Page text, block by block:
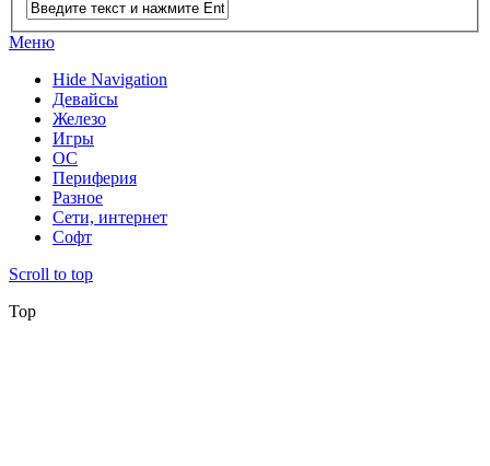
Меню
Hide Navigation
Девайсы
Железо
Игры
ОС
Периферия
Разное
Сети, интернет
Софт
Scroll to top
Top